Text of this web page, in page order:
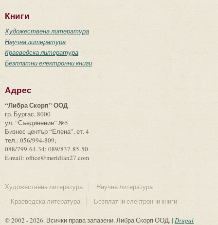
Книги
Художествена литература
Научна литература
Краеведска литература
Безплатни електронни книги
Адрес
“Либра Скорп” ООД
гр. Бургас, 8000
ул. “Съединение” №5
Бизнес център “Елена”, ет. 4
тел.: 056/994-809;
088/799-64-34; 089/837-85-50
E-mail: office@meridian27.com
Художествена литература
Научна литература
Краеведска литература
Безплатни електронни книги
© 2002 - 2026. Всички права запазени. Либра Скорп ООД. | Drupal